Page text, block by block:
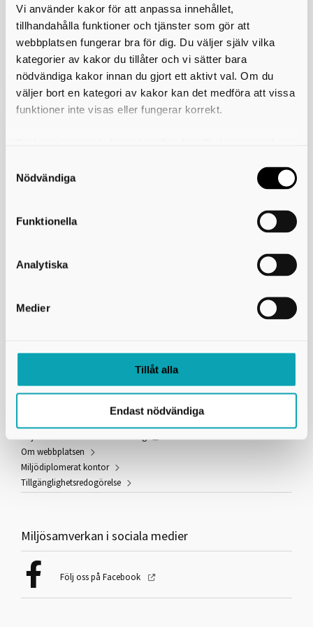
Vi använder kakor för att anpassa innehållet,
tillhandahålla funktioner och tjänster som gör att
webbplatsen fungerar bra för dig. Du väljer själv vilka
kategorier av kakor du tillåter och vi sätter bara
nödvändiga kakor innan du gjort ett aktivt val. Om du
väljer bort en kategori av kakor kan det medföra att vissa
funktioner inte visas eller fungerar korrekt.
användning av kakor som du hittar längst ner på sidan
Nödvändiga
Funktionella
Analytiska
Medier
Tillåt alla
Endast nödvändiga
att läsa RSS, många är gratis. De flesta moderna webbläsare har
inbyggt stöd för detta. För att börja bevaka ett RSS-flöde klistrar du
in adressen till flödet i den RSS-läsare som du använder.
Nyheter
Skriv ut
Telefon:
info@miljoskaraborg.se
Miljösamverkan östra Skaraborg
0007:2220002865
Fakturareferens:
Information och länkar
Användning av kakor (cookies)
Om webbplatsen
Miljödiplomerat kontor
Tillgänglighetsredogörelse
Miljösamverkan i sociala medier
Följ oss på Facebook